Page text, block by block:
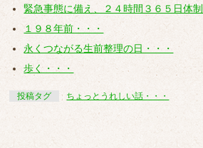
緊急事態に備え、２４時間３６５日体
１９８年前・・・
永くつながる生前整理の日・・・
歩く・・・
投稿タグ ちょっとうれしい話・・・